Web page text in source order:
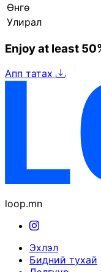
Өнгө
Улирал
Enjoy at least
Апп татах
loop.mn
Эхлэл
Бидний тухай